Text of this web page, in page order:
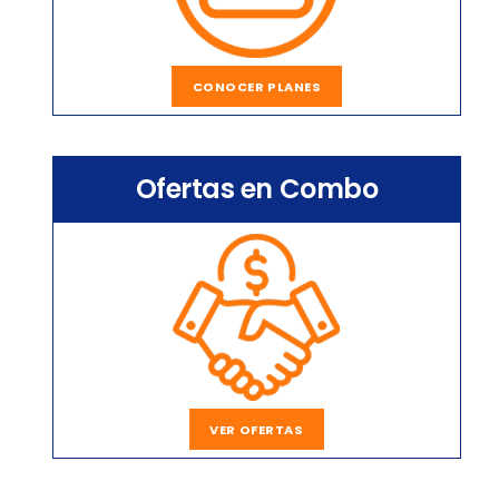
CONOCER PLANES
Ofertas en Combo
VER OFERTAS